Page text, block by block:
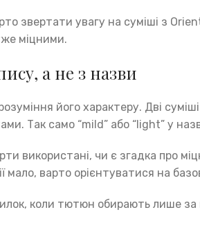
звертати увагу на суміші з
міцними.
а не з назви
його характеру. Дві
Так само “mild” або “light” у
використані, чи є згадка про
мало, варто орієнтуватися на
коли тютюн обирають лише за